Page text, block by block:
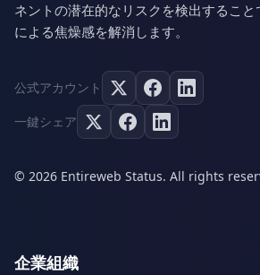
ネントの潜在的なリスクを検出すること
による焦燥感を解消します。
公式アカウント
一鍵シェア
© 2026 Entireweb Status. All rights
企業組織